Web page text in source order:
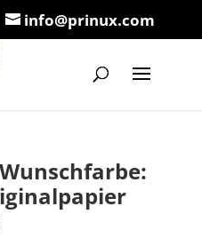
info@prinux.com